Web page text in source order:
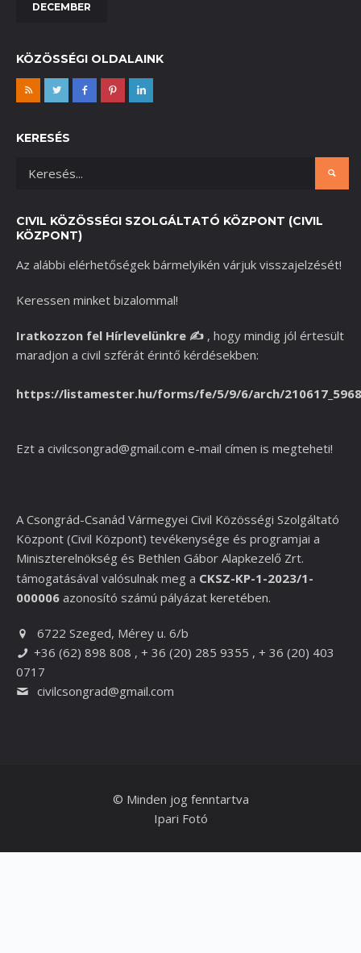
DECEMBER
KÖZÖSSÉGI OLDALAINK
KERESÉS
CIVIL KÖZÖSSÉGI SZOLGÁLTATÓ KÖZPONT (CIVIL
KÖZPONT)
Az alábbi elérhetőségek bármelyikén várjuk visszajelzését!
Keressen minket bizalommal!
Iratkozzon fel Hírlevelünkre ✍️ , hogy mindig jól értesült
maradjon a civil szférát érintő kérdésekben:
https://listamester.hu/forms/fe/5/9/6/arch/
Ezt a civilcsongrad@gmail.com e-mail címen is megteheti!
A Csongrád-Csanád Vármegyei Civil Közösségi Szolgáltató
Központ (Civil Központ) tevékenysége és programjai a
Miniszterelnökség és Bethlen Gábor Alapkezelő Zrt.
támogatásával valósulnak meg a CKSZ-KP-1-2023/1-
000006 azonosító számú pályázat keretében.
6722 Szeged, Mérey u. 6/b
+36 (62) 898 808 , + 36 (20) 285 9355 , + 36 (20) 403
0717
civilcsongrad@gmail.com
© Minden jog fenntartva
Ipari Fotó